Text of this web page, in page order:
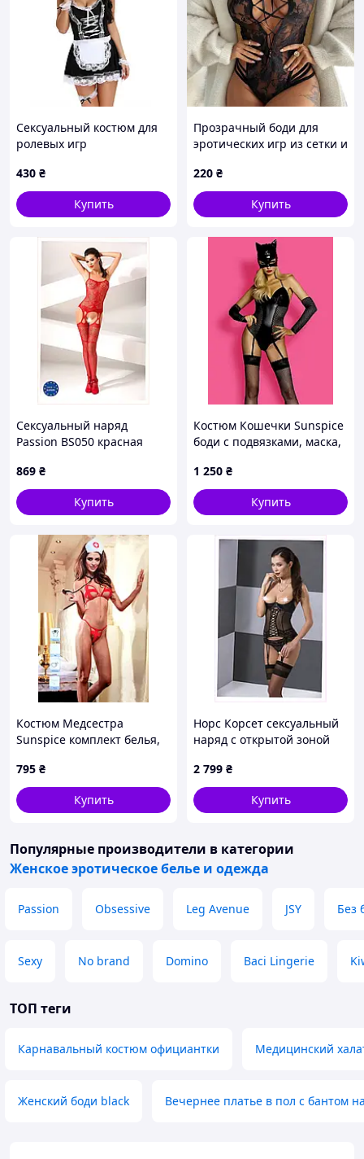
Сексуальный костюм для
ролевых игр
We Love L
430 ₴
Купить
Прозрачный боди для
эротических игр из сетки и
220 ₴
Купить
Сексуальный наряд
Passion BS050 красная
869 ₴
Купить
Костюм Кошечки Sunspice
боди с подвязками, маска,
S/M Sexual Fantasy
1 250 ₴
Купить
Костюм Медсестра
Sunspice комплект белья,
O/S
795 ₴
Купить
Норс Корсет сексуальный
наряд с открытой зоной
E11035A77
2 799 ₴
Купить
Популярные производители в категории
Женское эротическое белье и одежда
Passion Obsessive Leg Avenue JSY Без
Sexy No brand Domino Baci Lingerie
ТОП теги
Карнавальный костюм официантки Медицинский
Женский боди black Вечернее платье в пол с бантом